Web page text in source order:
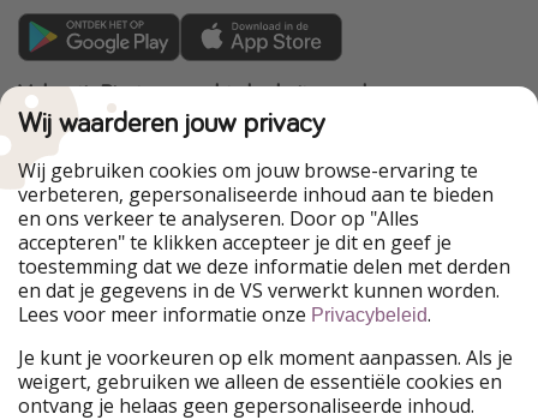
VakantiePiraten maakt deel uit van de
HolidayPirates Group
Onze markten
PiratinViaggio
HolidayPirates
WakacyjniPiraci
VoyagesPirates
Ferienpiraten
Urlaubspiraten
Urlaubspiraten
ViajerosPiratas
TravelPirates
HolidayPirates Group
Wij waarderen jouw privacy
Wij gebruiken cookies om jouw browse-ervaring te
verbeteren, gepersonaliseerde inhoud aan te bieden
en ons verkeer te analyseren. Door op "Alles
accepteren" te klikken accepteer je dit en geef je
toestemming dat we deze informatie delen met derden
en dat je gegevens in de VS verwerkt kunnen worden.
Lees voor meer informatie onze Privacybeleid.
Je kunt je voorkeuren op elk moment aanpassen. Als je
weigert, gebruiken we alleen de essentiële cookies en
ontvang je helaas geen gepersonaliseerde inhoud.